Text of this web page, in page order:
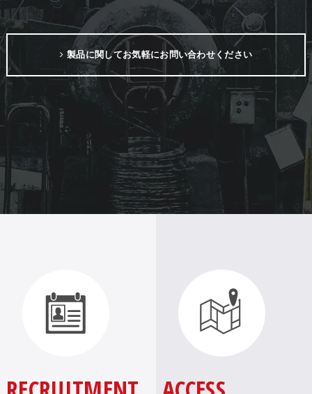
製品に関してお気軽にお問い合わせください